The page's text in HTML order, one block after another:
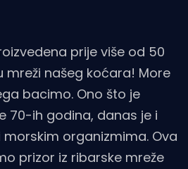
prije više od 50
mreži našeg koćara! More
bacimo. Ono što je
70-ih godina, danas je i
organizmima. Ova
prizor iz ribarske mreže